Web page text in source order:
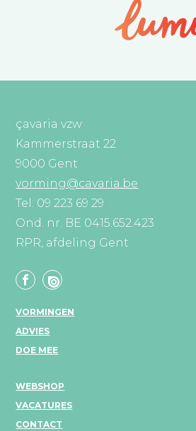
çavaria vzw
Kammerstraat 22
9000 Gent
vorming@cavaria.be
Tel: 09 223 69 29
Ond. nr. BE 0415.652.423
RPR, afdeling Gent
VORMINGEN
ADVIES
DOE MEE
WEBSHOP
VACATURES
CONTACT